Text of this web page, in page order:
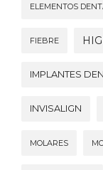
ELEMENTOS
FIEBRE
IMPLANTES
INVISALIGN
MOLARES